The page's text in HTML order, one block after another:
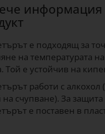
информация
е подходящ за
на температурата
Той е устойчив на
работи с алкохол
на счупване). За защита
е поставен в